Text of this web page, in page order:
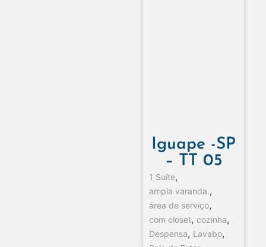
Iguape -SP
– TT 05
1 Suíte,
ampla varanda.,
área de serviço,
com closet, cozinha,
Despensa, Lavabo,